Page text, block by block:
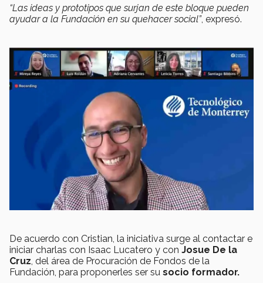
“Las ideas y prototipos que surjan de este bloque pueden
ayudar a la Fundación en su quehacer social”, expresó.
De acuerdo con Cristian, la iniciativa surge al contactar e
iniciar charlas con Isaac Lucatero y con Josue De la
Cruz, del área de Procuración de Fondos de la
Fundación, para proponerles ser su socio formador.